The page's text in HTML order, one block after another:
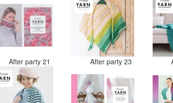
After party 21 After party 23